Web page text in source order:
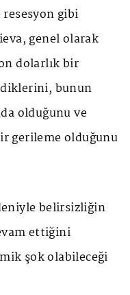
gibi
genel olarak
dolarlık bir
bunun
olduğunu ve
gerileme olduğunu
belirsizliğin
ettiğini
şok olabileceği